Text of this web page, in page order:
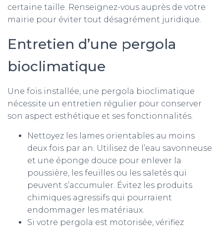
certaine taille. Renseignez-vous auprès de votre
mairie pour éviter tout désagrément juridique.
Entretien d’une pergola
bioclimatique
Une fois installée, une pergola bioclimatique
nécessite un entretien régulier pour conserver
son aspect esthétique et ses fonctionnalités.
Nettoyez les lames orientables au moins
deux fois par an. Utilisez de l’eau savonneuse
et une éponge douce pour enlever la
poussière, les feuilles ou les saletés qui
peuvent s’accumuler. Évitez les produits
chimiques agressifs qui pourraient
endommager les matériaux.
Si votre pergola est motorisée, vérifiez